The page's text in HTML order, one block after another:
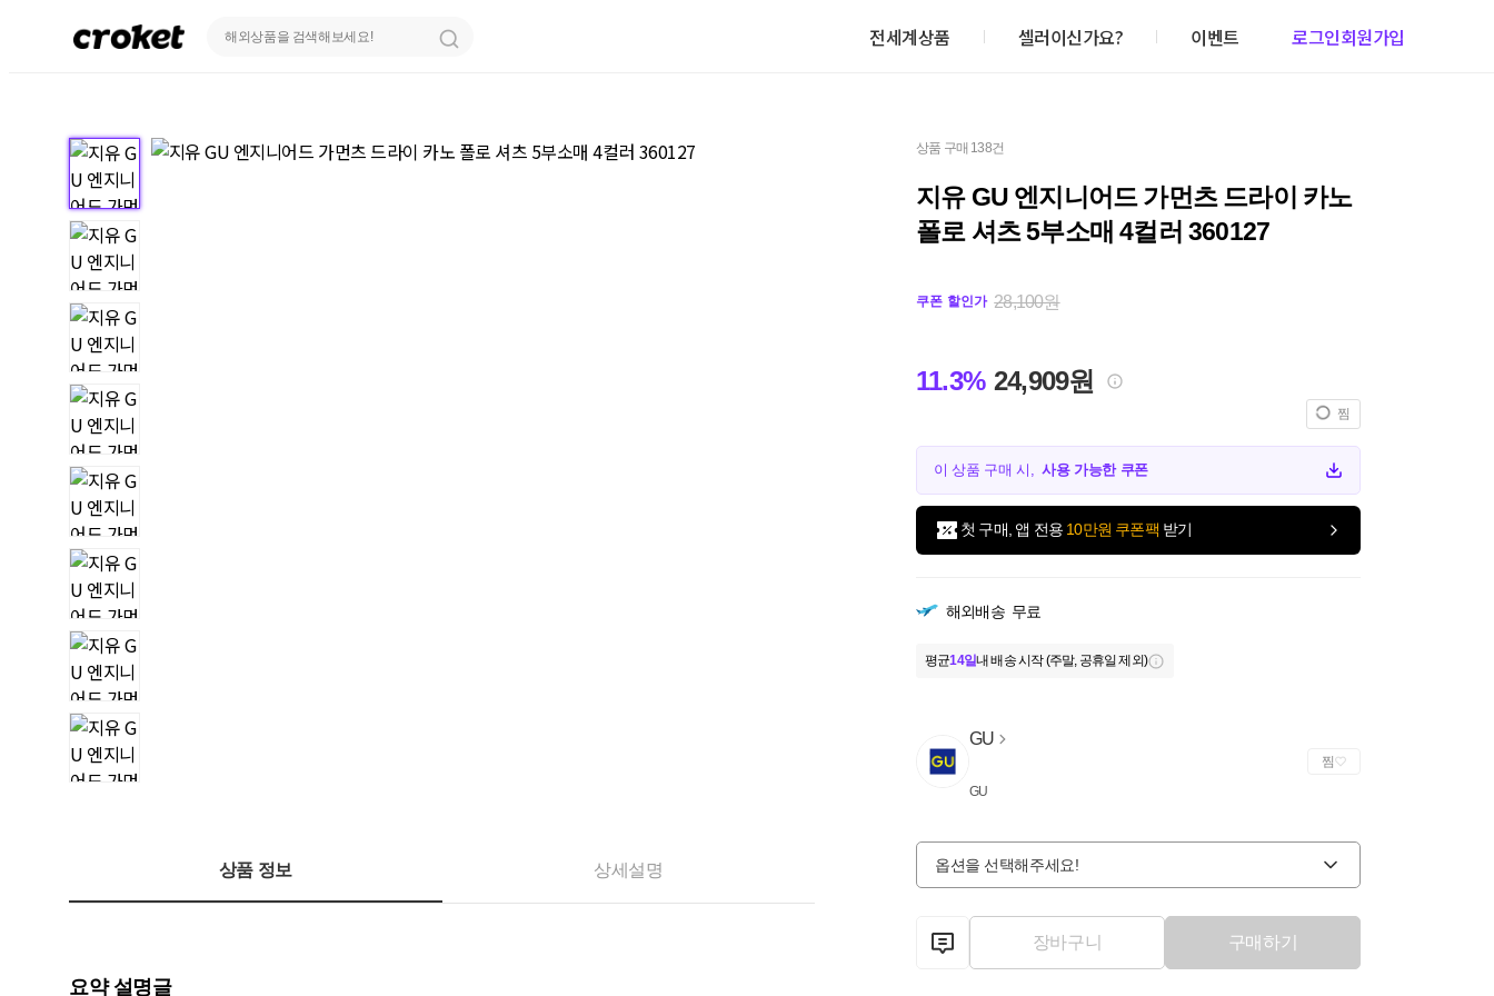
전세계상품 셀러이신가요? 이벤트 로그인회원가입
상품 구매 138건
지유 GU 엔지니어드 가먼츠 드라이 카노
폴로 셔츠 5부소매 4컬러 360127
쿠폰 할인가 28,100원
11.3% 24,909원
찜
이 상품 구매 시,사용 가능한 쿠폰
첫 구매, 앱 전용 10만원 쿠폰팩 받기
해외배송 무료
평균14일내 배송 시작 (주말, 공휴일 제외)
GU
GU
찜
옵션을 선택해주세요!
장바구니 구매하기
상품 정보 상세설명
요약 설명글